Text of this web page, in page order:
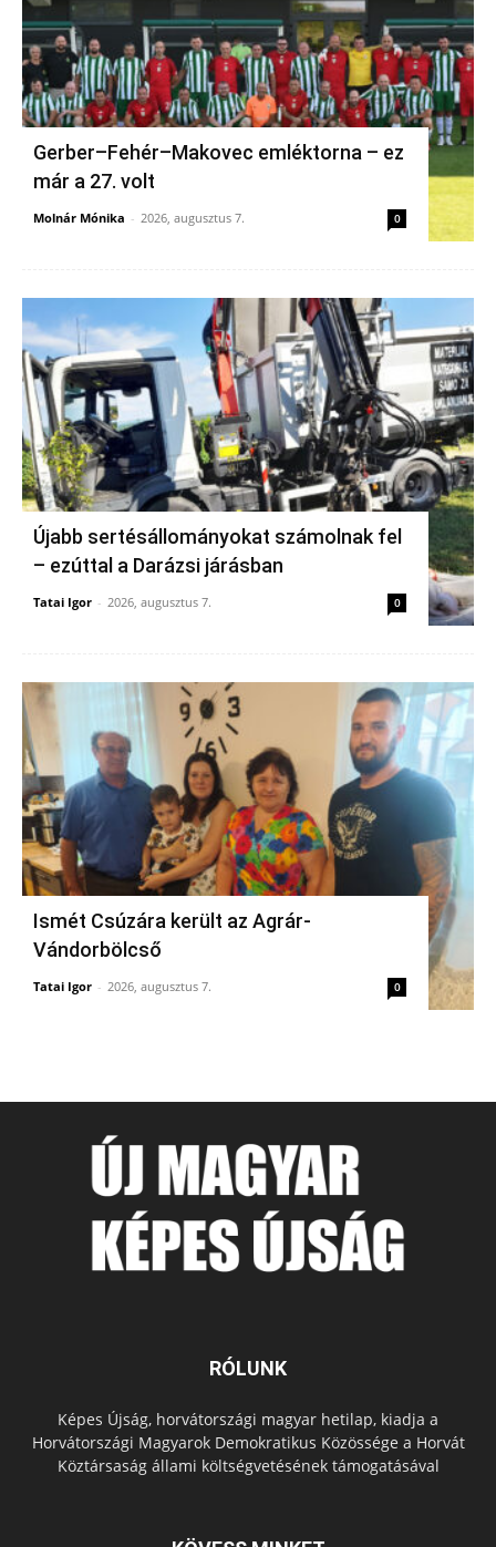
Gerber–Fehér–Makovec emléktorna – ez
már a 27. volt
Molnár Mónika - 2026, augusztus 7. 0
Újabb sertésállományokat számolnak fel
– ezúttal a Darázsi járásban
Tatai Igor - 2026, augusztus 7. 0
Ismét Csúzára került az Agrár-
Vándorbölcső
Tatai Igor - 2026, augusztus 7. 0
RÓLUNK
Képes Újság, horvátországi magyar hetilap, kiadja a
Horvátországi Magyarok Demokratikus Közössége a Horvát
Köztársaság állami költségvetésének támogatásával